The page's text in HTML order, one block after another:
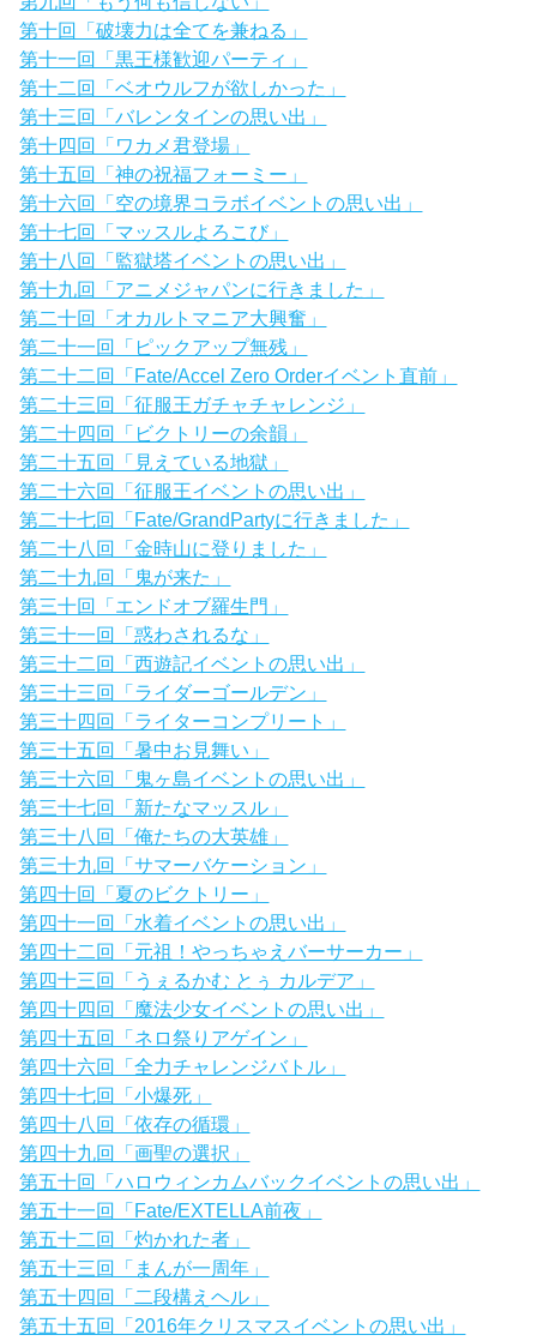
第十回「破壊力は全てを兼ねる」
第十一回「黒王様歓迎パーティ」
第十二回「ベオウルフが欲しかった」
第十三回「バレンタインの思い出」
第十四回「ワカメ君登場」
第十五回「神の祝福フォーミー」
第十六回「空の境界コラボイベントの思い出」
第十七回「マッスルよろこび」
第十八回「監獄塔イベントの思い出」
第十九回「アニメジャパンに行きました」
第二十回「オカルトマニア大興奮」
第二十一回「ピックアップ無残」
第二十二回「Fate/Accel Zero Orderイベント直前」
第二十三回「征服王ガチャチャレンジ」
第二十四回「ビクトリーの余韻」
第二十五回「見えている地獄」
第二十六回「征服王イベントの思い出」
第二十七回「Fate/GrandPartyに行きました」
第二十八回「金時山に登りました」
第二十九回「鬼が来た」
第三十回「エンドオブ羅生門」
第三十一回「惑わされるな」
第三十二回「西遊記イベントの思い出」
第三十三回「ライダーゴールデン」
第三十四回「ライターコンプリート」
第三十五回「暑中お見舞い」
第三十六回「鬼ヶ島イベントの思い出」
第三十七回「新たなマッスル」
第三十八回「俺たちの大英雄」
第三十九回「サマーバケーション」
第四十回「夏のビクトリー」
第四十一回「水着イベントの思い出」
第四十二回「元祖！やっちゃえバーサーカー」
第四十三回「うぇるかむ とぅ カルデア」
第四十四回「魔法少女イベントの思い出」
第四十五回「ネロ祭りアゲイン」
第四十六回「全力チャレンジバトル」
第四十七回「小爆死」
第四十八回「依存の循環」
第四十九回「画聖の選択」
第五十回「ハロウィンカムバックイベントの思い出」
第五十一回「Fate/EXTELLA前夜」
第五十二回「灼かれた者」
第五十三回「まんが一周年」
第五十四回「二段構えヘル」
第五十五回「2016年クリスマスイベントの思い出」